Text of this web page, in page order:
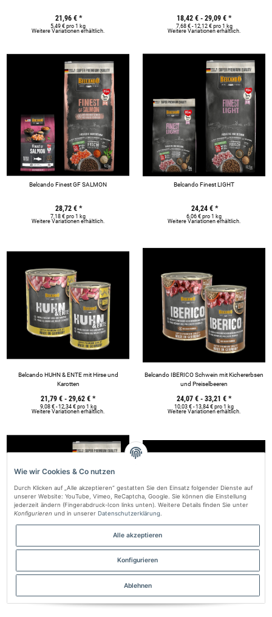
21,96 €*
5,49 € pro 1 kg
Weitere Variationen erhältlich.
18,42 € - 29,09 € *
7,68 € - 12,12 € pro 1 kg
Weitere Variationen erhältlich.
Belcando Finest GF SALMON
28,72 €*
7,18 € pro 1 kg
Weitere Variationen erhältlich.
Belcando Finest LIGHT
24,24 €*
6,06 € pro 1 kg
Weitere Variationen erhältlich.
Belcando HUHN & ENTE mit Hirse und
Karotten
21,79 € - 29,62 € *
9,08 € - 12,34 € pro 1 kg
Weitere Variationen erhältlich.
Belcando IBERICO Schwein mit Kichererbsen
und Preiselbeeren
24,07 € - 33,21 € *
10,03 € - 13,84 € pro 1 kg
Weitere Variationen erhältlich.
6,29 € pro 1 kg
Weitere Variationen erhältlich.
Belcando TRUTHAHN mit Reis und Zucchini
9,08 € - 12,34 € pro 1 kg
Weitere Variationen erhältlich.
Wie wir Cookies & Co nutzen
Durch Klicken auf „Alle akzeptieren“ gestatten Sie den Einsatz folgender Dienste auf
unserer Website: YouTube, Vimeo, ReCaptcha, Google. Sie können die Einstellung
jederzeit ändern (Fingerabdruck-Icon links unten). Weitere Details finden Sie unter
Konfigurieren und in unserer Datenschutzerklärung
Alle akzeptieren
Konfigurieren
Ablehnen